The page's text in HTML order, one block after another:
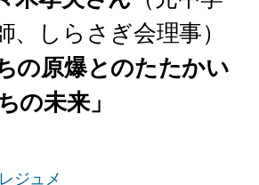
、しらさぎ会理事）
の原爆とのたたかい
の未来」
ジュメ